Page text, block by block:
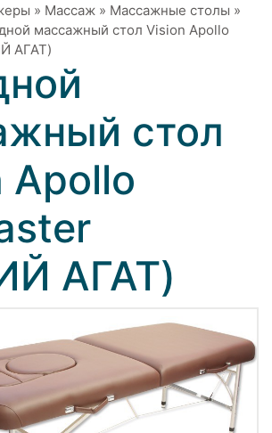
» Массаж » Массажные столы »
массажный стол Vision Apollo
АГАТ)
стол
Apollo
АГАТ)